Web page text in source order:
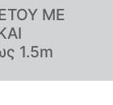
ΜΕ
1.5m